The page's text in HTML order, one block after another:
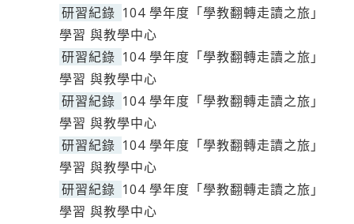
研習紀錄 104 學年度「學教翻轉走讀之旅」
學習 與教學中心
研習紀錄 104 學年度「學教翻轉走讀之旅」
學習 與教學中心
研習紀錄 104 學年度「學教翻轉走讀之旅」
學習 與教學中心
研習紀錄 104 學年度「學教翻轉走讀之旅」
學習 與教學中心
研習紀錄 104 學年度「學教翻轉走讀之旅」
學習 與教學中心